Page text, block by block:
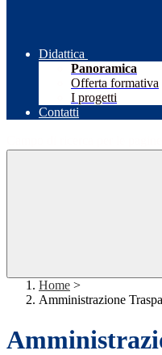
Didattica
Panoramica
Offerta formativa
I progetti
Contatti
Home >
Amministrazione